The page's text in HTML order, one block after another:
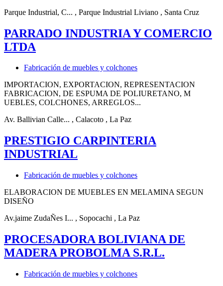
Parque Industrial, C... , Parque Industrial Liviano , Santa Cruz
PARRADO INDUSTRIA Y COMERCIO
LTDA
Fabricación de muebles y colchones
IMPORTACION, EXPORTACION, REPRESENTACION
FABRICACION, DE ESPUMA DE POLIURETANO, M
UEBLES, COLCHONES, ARREGLOS...
Av. Ballivian Calle... , Calacoto , La Paz
PRESTIGIO CARPINTERIA
INDUSTRIAL
Fabricación de muebles y colchones
ELABORACION DE MUEBLES EN MELAMINA SEGUN
DISEÑO
Av.jaime ZudaÑes I... , Sopocachi , La Paz
PROCESADORA BOLIVIANA DE
MADERA PROBOLMA S.R.L.
Fabricación de muebles y colchones